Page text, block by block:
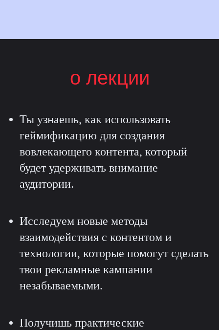
о лекции
Ты узнаешь, как использовать
геймификацию для создания
вовлекающего контента, который
будет удерживать внимание
аудитории.
Исследуем новые методы
взаимодействия с контентом и
технологии, которые помогут сделать
твои рекламные кампании
незабываемыми.
Получишь практические